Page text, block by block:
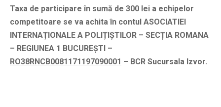
Taxa de participare în sumă de 300 lei a echipelor
competitoare se va achita în contul ASOCIATIEI
INTERNAȚIONALE A POLIȚIȘTILOR – SECȚIA ROMANA
– REGIUNEA 1 BUCUREȘTI –
RO38RNCB0081171197090001 – BCR Sucursala Izvor.